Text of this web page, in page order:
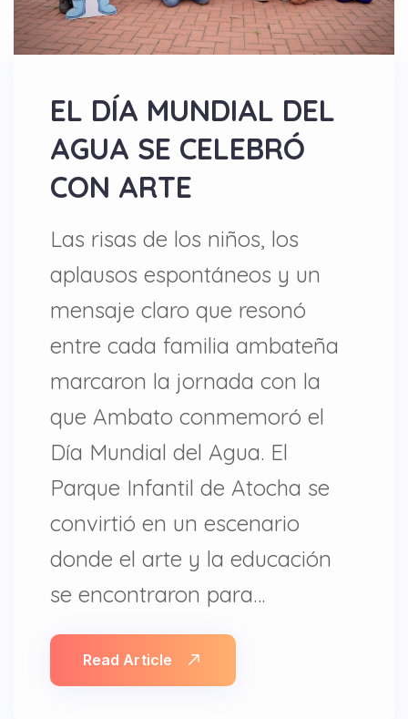
EL DÍA MUNDIAL DEL
AGUA SE CELEBRÓ
CON ARTE
Las risas de los niños, los
aplausos espontáneos y un
mensaje claro que resonó
entre cada familia ambateña
marcaron la jornada con la
que Ambato conmemoró el
Día Mundial del Agua. El
Parque Infantil de Atocha se
convirtió en un escenario
donde el arte y la educación
se encontraron para…
Read Article